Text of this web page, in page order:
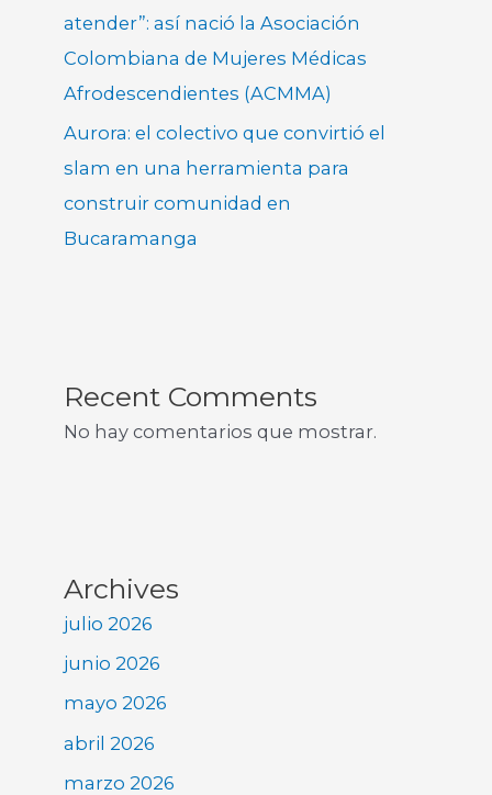
atender”: así nació la Asociación
Colombiana de Mujeres Médicas
Afrodescendientes (ACMMA)
Aurora: el colectivo que convirtió el
slam en una herramienta para
construir comunidad en
Bucaramanga
Recent Comments
No hay comentarios que mostrar.
Archives
julio 2026
junio 2026
mayo 2026
abril 2026
marzo 2026